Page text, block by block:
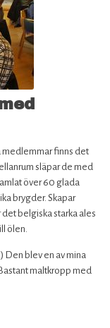
medlemmar finns det
släpar de med
över 60 glada
brygder. Skapar
belgiska starka ales
ölen.
Den blev en av mina
maltkropp med